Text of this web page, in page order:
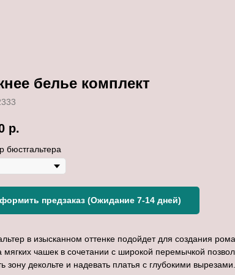
белье комплект
р.
бюстгальтера
предзаказ (Ожидание 7-14 дней)
в изысканном оттенке подойдет для создания
чашек в сочетании с широкой перемычкой
зону декольте и надевать платья с глубокими